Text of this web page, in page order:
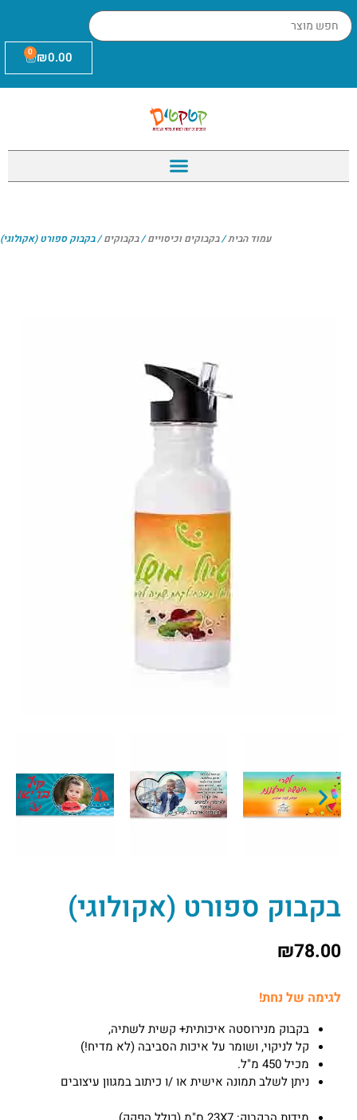
₪0.00
0
עמוד הבית/בקבוקים וכיסויים/בקבוקים/ בקבוק ספורט (אקולוגי)
בקבוק ספורט (אקולוגי)
₪78.00
לגימה של נחת!
בקבוק מנירוסטה איכותית+ קשית לשתיה,
קל לניקוי, ושומר על איכות הסביבה (לא מדיח!)
מכיל 450 מ"ל.
ניתן לשלב תמונה אישית או /ו כיתוב במגוון עיצובים